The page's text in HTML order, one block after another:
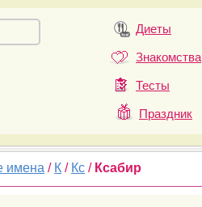
Диеты
Знакомства
Тесты
Праздник
имена / К / Кс / Ксабир